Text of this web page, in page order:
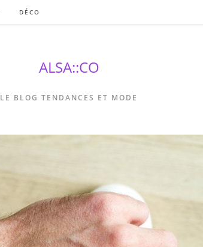
DÉCO
ALSA::CO
LE BLOG TENDANCES ET MODE